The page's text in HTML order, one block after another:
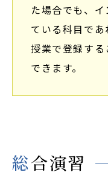
た場合でも、
ている科目で
授業で登録す
できます。
総合演習